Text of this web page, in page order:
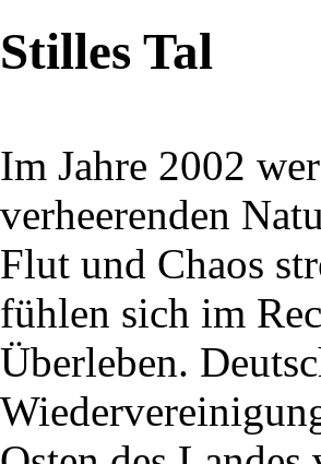
Stilles Tal
Im Jahre 2002
verheerenden
Flut und Chaos
fühlen sich im
Überleben.